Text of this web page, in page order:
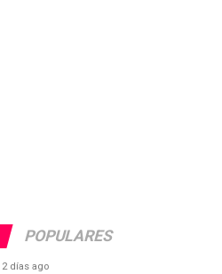
POPULARES
2 días ago